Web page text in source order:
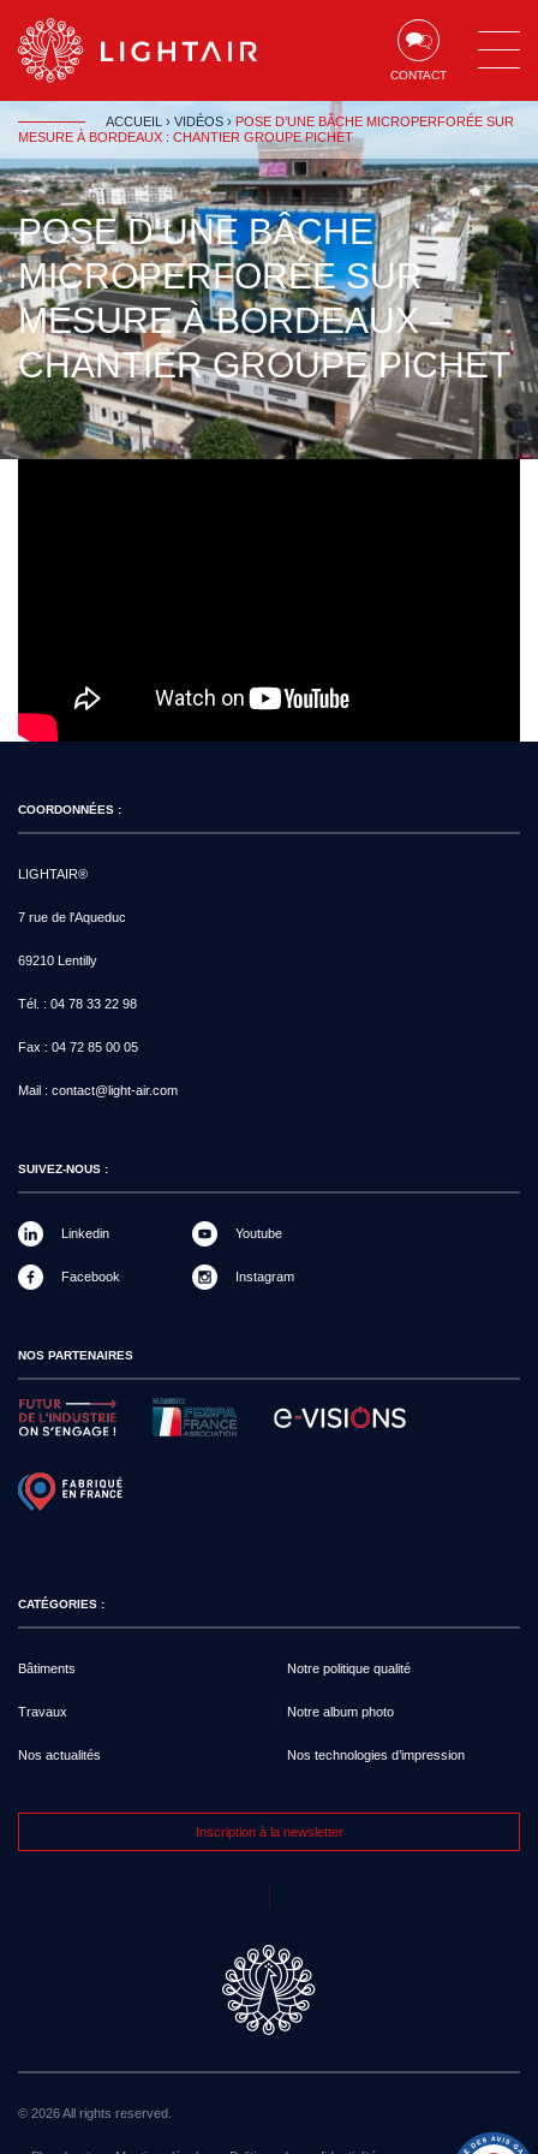
Aller au contenu Aller à la recherche
CONTACT
ACCUEIL › VIDÉOS › POSE D’UNE BÂCHE MICROPERFORÉE SUR
MESURE À BORDEAUX : CHANTIER GROUPE PICHET
POSE D’UNE BÂCHE
MICROPERFORÉE SUR
MESURE À BORDEAUX –
CHANTIER GROUPE PICHET
COORDONNÉES :
LIGHTAIR®
7 rue de l'Aqueduc
69210 Lentilly
Tél. : 04 78 33 22 98
Fax : 04 72 85 00 05
Mail : contact@light-air.com
SUIVEZ-NOUS :
Linkedin
Facebook
Youtube
Instagram
NOS PARTENAIRES
CATÉGORIES :
Bâtiments
Travaux
Nos actualités
Notre politique qualité
Notre album photo
Nos technologies d’impression
Inscription à la newsletter
© 2026 All rights reserved.